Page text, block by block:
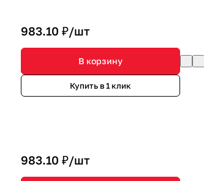
983.10 ₽/шт
В корзину
Купить в 1 клик
983.10 ₽/шт